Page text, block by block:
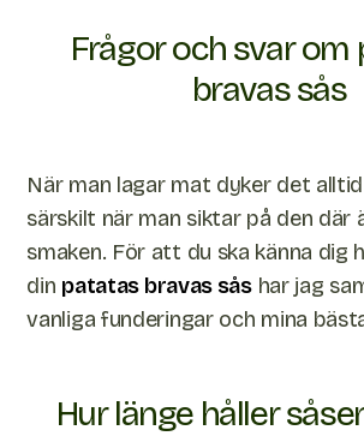
Frågor och svar om
bravas sås
När man lagar mat dyker det
särskilt när man siktar på den där
smaken. För att du ska känna dig
din patatas bravas såshar jag
vanliga funderingar och mina
Hur länge håller